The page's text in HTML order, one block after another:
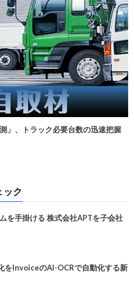
」、トラック必要台数の迅速把握
ック
を手掛ける 株式会社APTを子会社
をInvoiceのAI-OCRで自動化する新